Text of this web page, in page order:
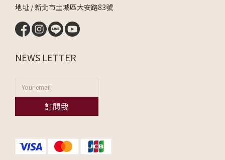
地址 / 新北市土城區大安路83號
NEWS LETTER
訂閱我